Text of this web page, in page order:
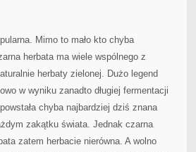
Mimo to mało kto chyba
herbata ma wiele wspólnego z
herbaty zielonej. Dużo legend
w wyniku zanadto długiej fermentacji
chyba najbardziej dziś znana
zakątku świata. Jednak czarna
zatem herbacie nierówna. A wolno